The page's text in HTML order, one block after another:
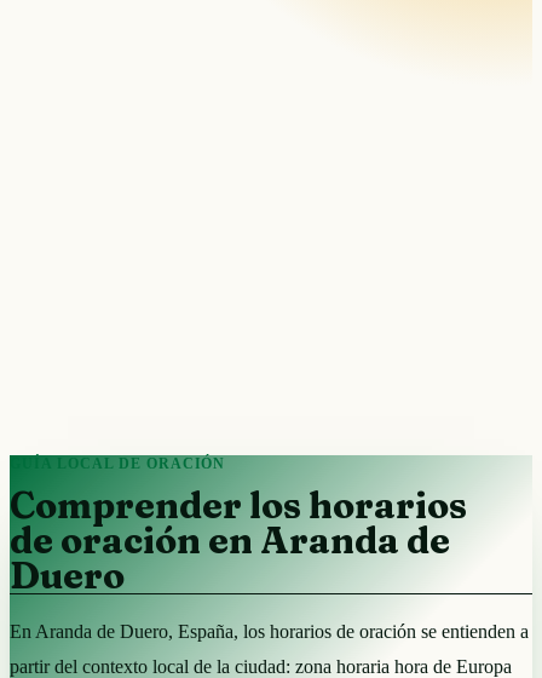
GUÍA LOCAL DE ORACIÓN
Comprender los horarios
de oración en Aranda de
Duero
En Aranda de Duero, España, los horarios de oración se entienden a
partir del contexto local de la ciudad: zona horaria hora de Europa